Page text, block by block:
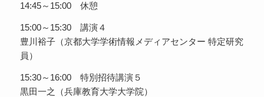
14:45～15:00 休憩
15:00～15:30 講演４
豊川裕子（京都大学学術情報メディアセンター 特定研究
員）
15:30～16:00 特別招待講演５
黒田一之（兵庫教育大学大学院）